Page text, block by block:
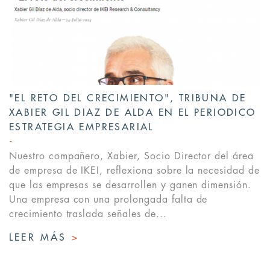
"EL RETO DEL CRECIMIENTO", TRIBUNA DE
XABIER GIL DIAZ DE ALDA EN EL PERIODICO
ESTRATEGIA EMPRESARIAL
Nuestro compañero, Xabier, Socio Director del área
de empresa de IKEI, reflexiona sobre la necesidad de
que las empresas se desarrollen y ganen dimensión.
Una empresa con una prolongada falta de
crecimiento traslada señales de...
LEER MÁS >